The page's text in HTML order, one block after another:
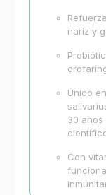
nariz y
Único
30 años
Con